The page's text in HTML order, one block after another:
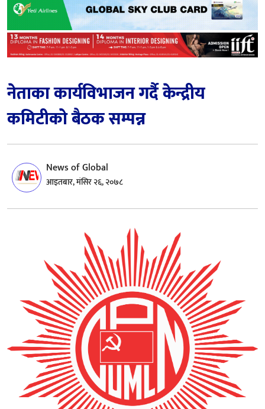
नेताका कार्यविभाजन गर्दै केन्द्रीय
कमिटीको बैठक सम्पन्न
News of Global
आइतबार, मंसिर २६, २०७८